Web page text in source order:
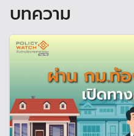
บทความ